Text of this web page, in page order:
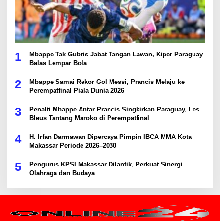
1
Mbappe Tak Gubris Jabat Tangan Lawan, Kiper Paraguay
Balas Lempar Bola
2
Mbappe Samai Rekor Gol Messi, Prancis Melaju ke
Perempatfinal Piala Dunia 2026
3
Penalti Mbappe Antar Prancis Singkirkan Paraguay, Les
Bleus Tantang Maroko di Perempatfinal
4
H. Irfan Darmawan Dipercaya Pimpin IBCA MMA Kota
Makassar Periode 2026–2030
5
Pengurus KPSI Makassar Dilantik, Perkuat Sinergi
Olahraga dan Budaya